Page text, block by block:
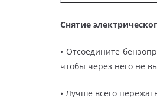
Снятие
• Отсоедините
чтобы через него не
• Лучше всего